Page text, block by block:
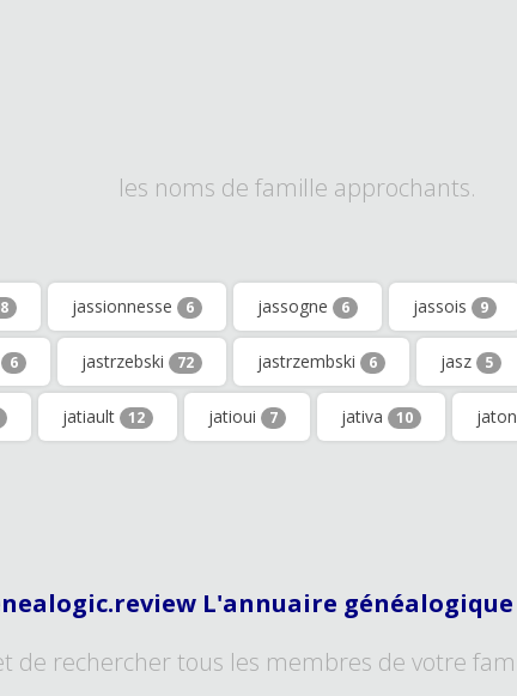
les noms de famille approchants.
jassionnesse 6 jassogne 6 jassois 9
6 jastrzebski 72 jastrzembski 6 jasz 5
jatiault 12 jatioui 7 jativa 10 jaton
L'annuaire
de rechercher tous les membres de votre